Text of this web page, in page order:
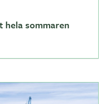
hela sommaren